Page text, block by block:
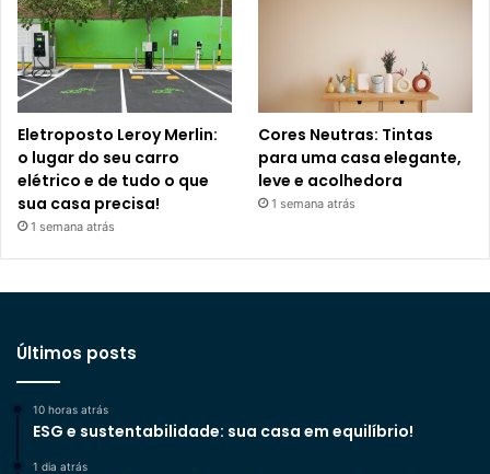
Eletroposto Leroy Merlin:
o lugar do seu carro
elétrico e de tudo o que
sua casa precisa!
1 semana atrás
Cores Neutras: Tintas
para uma casa elegante,
leve e acolhedora
1 semana atrás
Últimos posts
10 horas atrás
ESG e sustentabilidade: sua casa em equilíbrio!
1 dia atrás